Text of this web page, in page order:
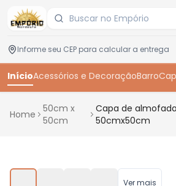
InícioAcessórios e DecoraçãoBarro
Home
50cm x
50cm
Capa de
50cmx50cm
Ver mais